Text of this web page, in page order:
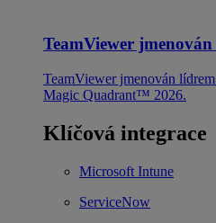
TeamViewer
TeamViewer jmenován
Magic Quadrant™ 2026.
Klíčová integrace
Microsoft Intune
ServiceNow